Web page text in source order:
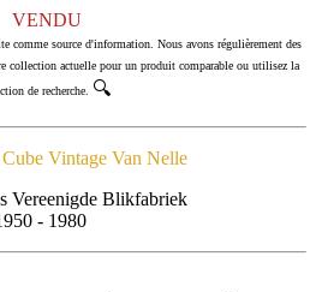
VENDU
comme source d'information. Nous avons régulièrement des
collection actuelle pour un produit comparable ou utilisez la
de recherche.
🔍
Vintage Van Nelle
Vereenigde Blikfabriek
- 1980